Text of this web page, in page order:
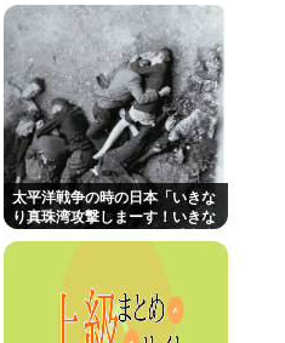
TBS・山本里菜アナの離婚
ャンパンタワーの超豪華式
符
取るため手術を決意
「テレビ離れ」が始まっ
7割が"ほぼ見ない"
テレビ離れ」が始まっ
テレビ離れ」が始まっ
太平洋戦争の時の日本「いきな
り真珠湾攻撃しまーす！いきな